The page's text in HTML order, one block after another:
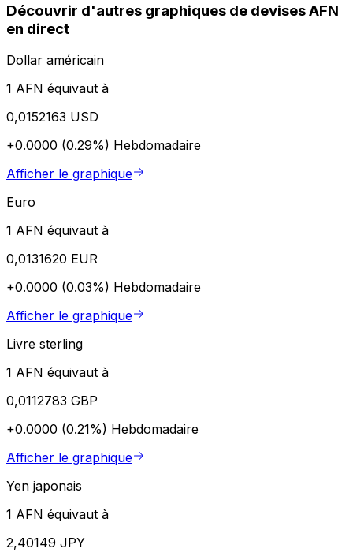
Découvrir d'autres graphiques de devises AFN
en direct
Dollar américain
1 AFN équivaut à
0,0152163 USD
+0.0000 (0.29%) Hebdomadaire
Afficher le graphique
Euro
1 AFN équivaut à
0,0131620 EUR
+0.0000 (0.03%) Hebdomadaire
Afficher le graphique
Livre sterling
1 AFN équivaut à
0,0112783 GBP
+0.0000 (0.21%) Hebdomadaire
Afficher le graphique
Yen japonais
1 AFN équivaut à
2,40149 JPY